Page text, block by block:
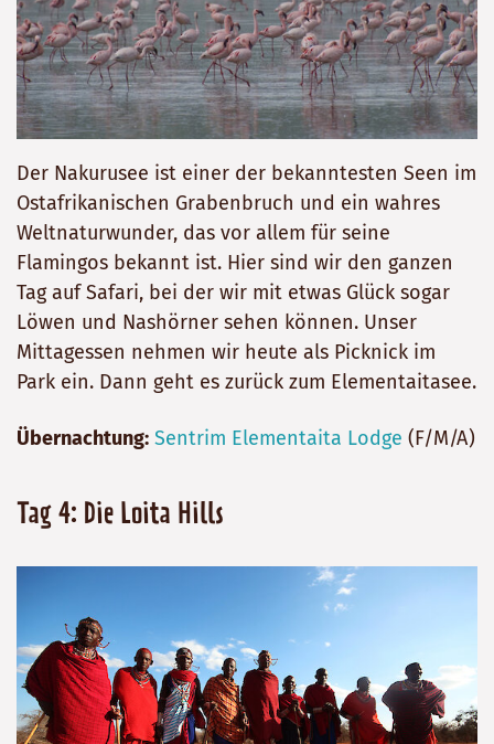
Der Nakurusee ist einer der bekanntesten Seen im
Ostafrikanischen Grabenbruch und ein wahres
Weltnaturwunder, das vor allem für seine
Flamingos bekannt ist. Hier sind wir den ganzen
Tag auf Safari, bei der wir mit etwas Glück sogar
Löwen und Nashörner sehen können. Unser
Mittagessen nehmen wir heute als Picknick im
Park ein. Dann geht es zurück zum Elementaitasee.
Übernachtung: Sentrim Elementaita Lodge (F/M/A)
Tag 4: Die Loita Hills